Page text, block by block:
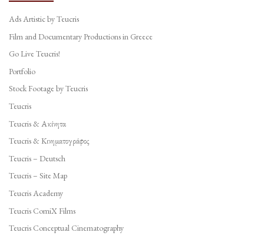
Ads Artistic by Teucris
Film and Documentary Productions in Greece
Go Live Teucris!
Portfolio
Stock Footage by Teucris
Teucris
Teucris & Ακίνητα
Teucris & Κινηματογράφος
Teucris – Deutsch
Teucris – Site Map
Teucris Academy
Teucris ComiX Films
Teucris Conceptual Cinematography